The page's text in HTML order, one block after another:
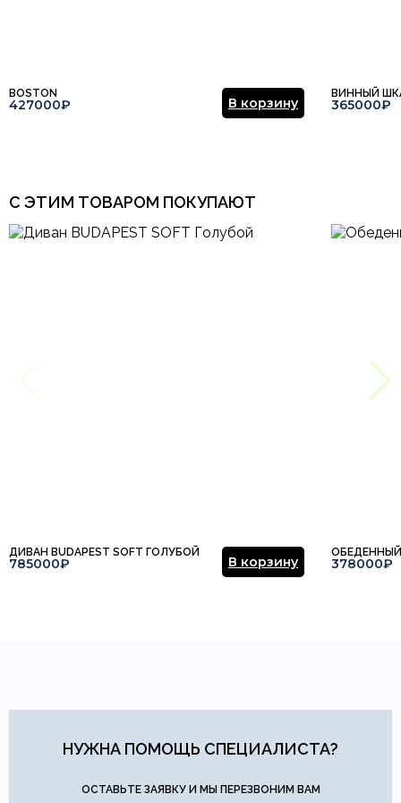
BOSTON
427000₽ В корзину
ВИННЫЙ
365000₽
С ЭТИМ ТОВАРОМ ПОКУПАЮТ
ДИВАН BUDAPEST SOFT ГОЛУБОЙ
785000₽ В корзину
ОБЕДЕННЫЙ
378000₽
НУЖНА ПОМОЩЬ СПЕЦИАЛИСТА?
ОСТАВЬТЕ ЗАЯВКУ И МЫ ПЕРЕЗВОНИМ ВАМ